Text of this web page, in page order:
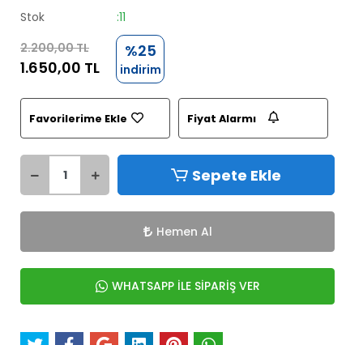
Stok
:11
2.200,00 TL
1.650,00 TL
%25
indirim
Favorilerime Ekle Fiyat Alarmı
Sepete Ekle
Hemen Al
WHATSAPP İLE SİPARİŞ VER